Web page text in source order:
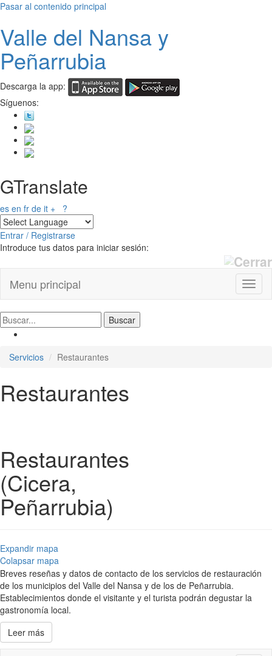
Pasar al contenido principal
Valle del Nansay
Peñarrubia
Descarga la app:
Síguenos:
GTranslate
es en fr de it + ?
Entrar / Registrarse
Introduce tus datos para iniciar sesión:
Menu principal
Servicios Restaurantes
Restaurantes
Restaurantes
(Cicera,
Peñarrubia)
Expandir mapa
Colapsar mapa
Breves reseñas y datos de contacto de los servicios de restauración
de los municipios del Valle del Nansa y de los de Peñarrubia.
Establecimientos donde el visitante y el turista podrán degustar la
gastronomía local.
Leer más